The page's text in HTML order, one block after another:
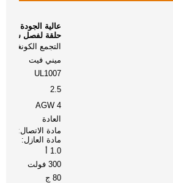
حلقة لفصل سريع
التجمع
ميني فيت
UL1007
2.5
AGW 4
العادة
مادة الاتصال:
مادة العازل:
1.0 أ
300 فولت
80 ج